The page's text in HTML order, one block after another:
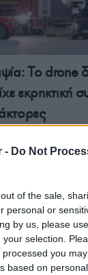
- Do Not
of the sale,
personal or
by us, please
selection.
you
based on
Το drone
εκρηκτική